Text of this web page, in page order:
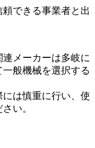
できる事業者と出
メーカーは多岐に
般機械を選択する
は慎重に行い、使
い。